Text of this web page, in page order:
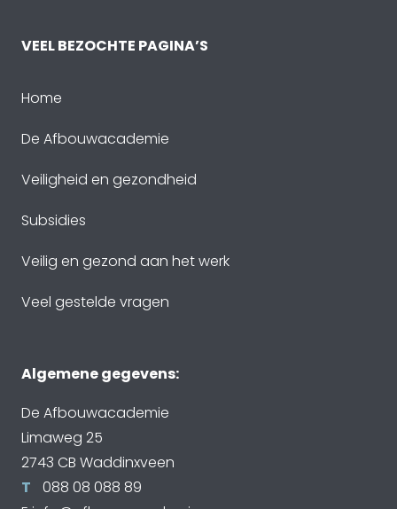
VEEL BEZOCHTE PAGINA’S
Home
De Afbouwacademie
Veiligheid en gezondheid
Subsidies
Veilig en gezond aan het werk
Veel gestelde vragen
Algemene gegevens:
De Afbouwacademie
Limaweg 25
2743 CB Waddinxveen
T
088 08 088 89